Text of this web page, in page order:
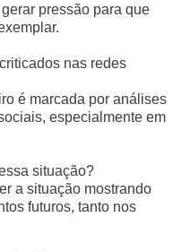
pressão para que
nas redes
é marcada por análises
especialmente em
situação?
a situação mostrando
futuros, tanto nos